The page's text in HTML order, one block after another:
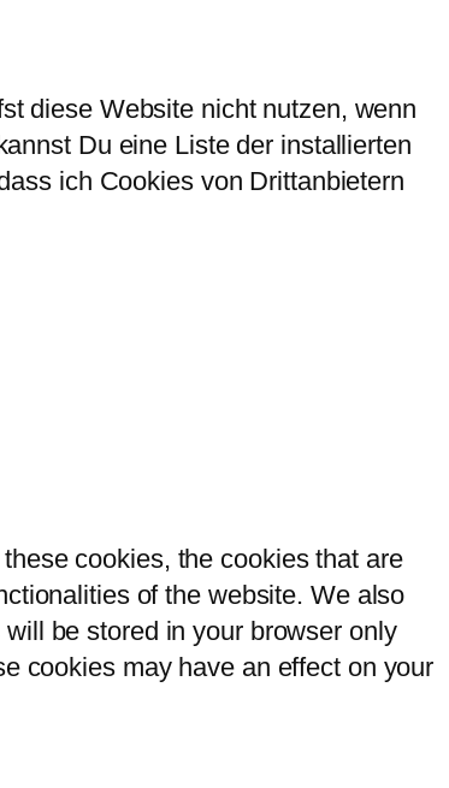
diese Website nicht nutzen, wenn
Du eine Liste der installierten
ich Cookies von Drittanbietern
cookies, the cookies that are
of the website. We also
be stored in your browser only
cookies may have an effect on your